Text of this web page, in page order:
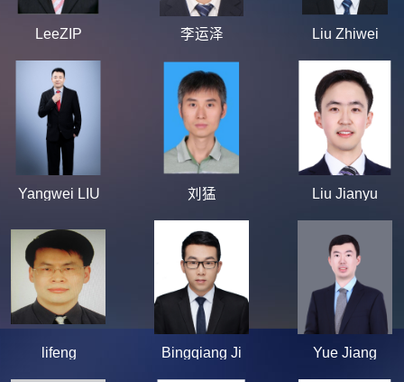
LeeZIP 李运泽 Liu Zhiwei
Yangwei LIU 刘猛 Liu Jianyu
lifeng Bingqiang Ji Yue Jiang